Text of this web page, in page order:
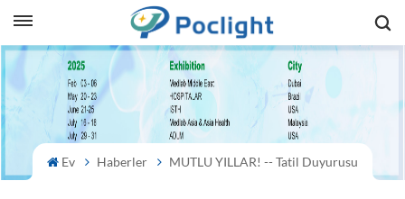
Ev Haberler MUTLU YILLAR! -- Tatil Duyurusu